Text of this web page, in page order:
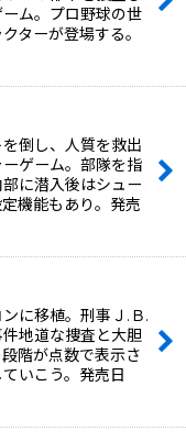
ム。プロ野球の世
ターが登場する。
倒し、人質を救出
ゲーム。部隊を指
に潜入後はシュー
機能もあり。発売
に移植。刑事Ｊ.Ｂ.
地道な捜査と大胆
階が点数で表示さ
いこう。発売日